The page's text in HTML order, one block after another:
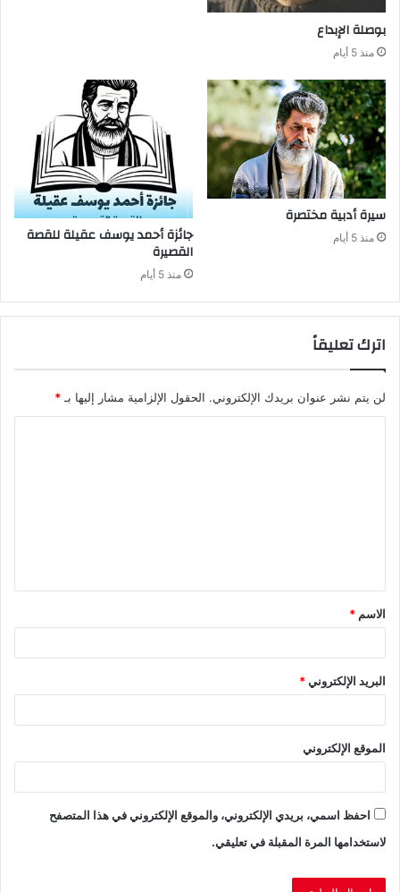
بوصلة‭ ‬الإبداع
منذ 5 أيام
سيرة‭ ‬أدبية‭ ‬مختصرة
منذ 5 أيام
‬القصيرة
منذ 5 أيام
اترك تعليقاً
لن يتم نشر عنوان بريدك الإلكتروني. الحقول الإلزامية مشار إليها بـ *
ق
*
الاسم *
البريد الإلكتروني*
الموقع الإلكتروني
احفظ اسمي، بريدي الإلكتروني، والموقع الإلكتروني في هذا المتصفح
لاستخدامها المرة المقبلة في تعليقي.